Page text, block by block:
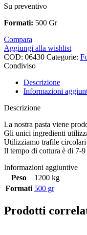
Su preventivo
Formati: 500 Gr
Compara
Aggiungi alla wishlist
COD: 06430 Categorie:
Condiviso
Descrizione
Informazioni
Descrizione
La nostra pasta viene
Gli unici ingredienti
Utilizziamo trafile circolari
Il tempo di cottura è di 7-
Informazioni aggiuntive
Peso
1200 kg
Formati 500 gr
Prodotti